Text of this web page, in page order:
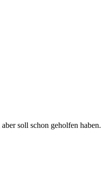
soll schon geholfen haben.